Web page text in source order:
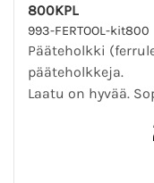
800KPL
993-FERTOOL-kit800
Pääteholkki
pääteholkkeja.
Laatu on hyvää.